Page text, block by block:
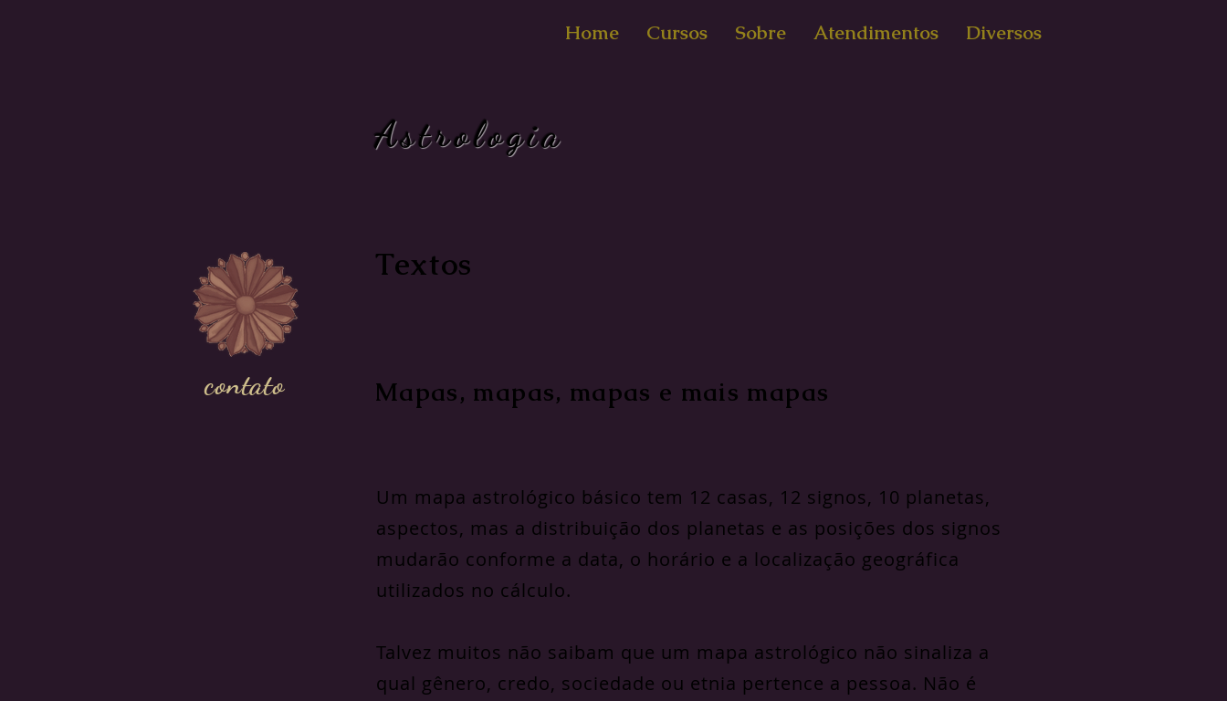
Home Cursos Sobre Atendimentos Diversos
Astrologia
contato
Textos
Mapas, mapas, mapas e mais mapas
Um mapa astrológico básico tem 12 casas, 12 signos, 10 planetas,
aspectos, mas a distribuição dos planetas e as posições dos signos
mudarão conforme a data, o horário e a localização geográfica
utilizados no cálculo.
Talvez muitos não saibam que um mapa astrológico não sinaliza a
qual gênero, credo, sociedade ou etnia pertence a pessoa. Não é